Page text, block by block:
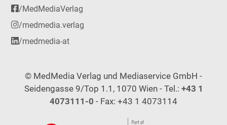
/MedMediaVerlag
/medmedia.verlag
/medmedia-at
© MedMedia Verlag und Mediaservice GmbH -
Seidengasse 9/Top 1.1, 1070 Wien - Tel.: +43 1
4073111-0 - Fax: +43 1 4073114